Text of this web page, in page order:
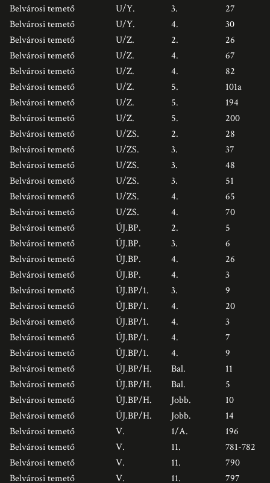
Belvárosi temető
U/Y. 3.
27
Belvárosi temető
U/Y. 4.
30
Belvárosi temető
U/Z. 2.
26
Belvárosi temető
U/Z. 4.
67
Belvárosi temető
U/Z. 4.
82
Belvárosi temető
U/Z. 5.
101a
Belvárosi temető
U/Z. 5.
194
Belvárosi temető
U/Z. 5.
200
Belvárosi temető
U/ZS. 2.
28
Belvárosi temető
U/ZS. 3.
37
Belvárosi temető
U/ZS. 3.
48
Belvárosi temető
U/ZS. 3.
51
Belvárosi temető
U/ZS. 4.
65
Belvárosi temető
U/ZS. 4.
70
Belvárosi temető
ÚJ.BP. 2.
5
Belvárosi temető
ÚJ.BP. 3.
6
Belvárosi temető
ÚJ.BP. 4.
26
Belvárosi temető
ÚJ.BP. 4.
3
Belvárosi temető
ÚJ.BP/1. 3.
9
Belvárosi temető
ÚJ.BP/1. 4.
20
Belvárosi temető
ÚJ.BP/1. 4.
3
Belvárosi temető
ÚJ.BP/1. 4.
7
Belvárosi temető
ÚJ.BP/1. 4.
9
Belvárosi temető
ÚJ.BP/H. Bal.
11
Belvárosi temető
ÚJ.BP/H. Bal.
5
Belvárosi temető
ÚJ.BP/H. Jobb.
10
Belvárosi temető
ÚJ.BP/H. Jobb.
14
Belvárosi temető
V. 1/A.
196
Belvárosi temető
V. 11.
781-782
Belvárosi temető
V. 11.
790
Belvárosi temető
V. 11. 797